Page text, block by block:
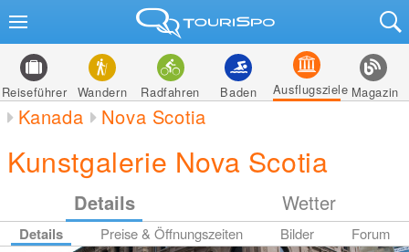
Reiseführer Wandern Radfahren Baden Ausflugsziele Magazin
Kanada Nova Scotia
Kunstgalerie Nova Scotia
Details Wetter
Details Preise & Öffnungszeiten Bilder Forum